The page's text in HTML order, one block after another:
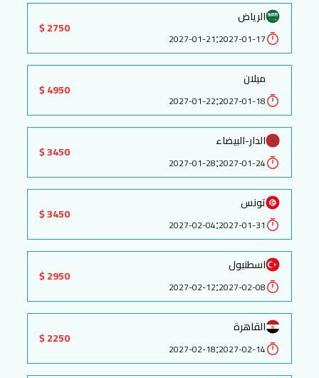
الرياض
2027-01-17
:
2027-01-21
2750 $
ميلان
2027-01-18
:
2027-01-22
4950 $
الدار-البيضاء
2027-01-24
:
2027-01-28
3450 $
تونس
2027-01-31
:
2027-02-04
3450 $
اسطنبول
2027-02-08
:
2027-02-12
2950 $
القاهرة
2027-02-14
:
2027-02-18
2250 $